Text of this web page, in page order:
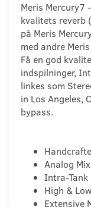
Meris Mercury7
kvalitets reverb
på Meris
med andre
Få en god
indspilninger,
linkes som
in Los Angeles,
bypass.
Analog
Intra-Tank
High &
Extensive